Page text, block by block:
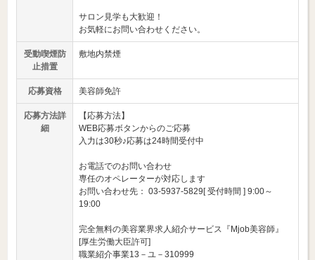
サロン見学も大歓迎！
お気軽にお問い合わせください。
受動喫煙防
止措置
敷地内禁煙
応募資格 美容師免許
応募方法詳
細
【応募方法】
WEB応募ボタンからのご応募
入力は30秒♪応募は24時間受付中
お電話でのお問い合わせ
専任のオペレーターが対応します
お問い合わせ先： 03-5937-5829[ 受付時間 ] 9:00～
19:00
完全無料の美容業界求人紹介サービス『Mjob美容師』
[厚生労働大臣許可]
職業紹介事業13－ユ－310999